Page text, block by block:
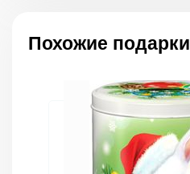
Похожие подарки